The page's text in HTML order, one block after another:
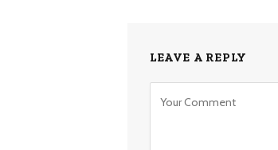
LEAVE A REPLY